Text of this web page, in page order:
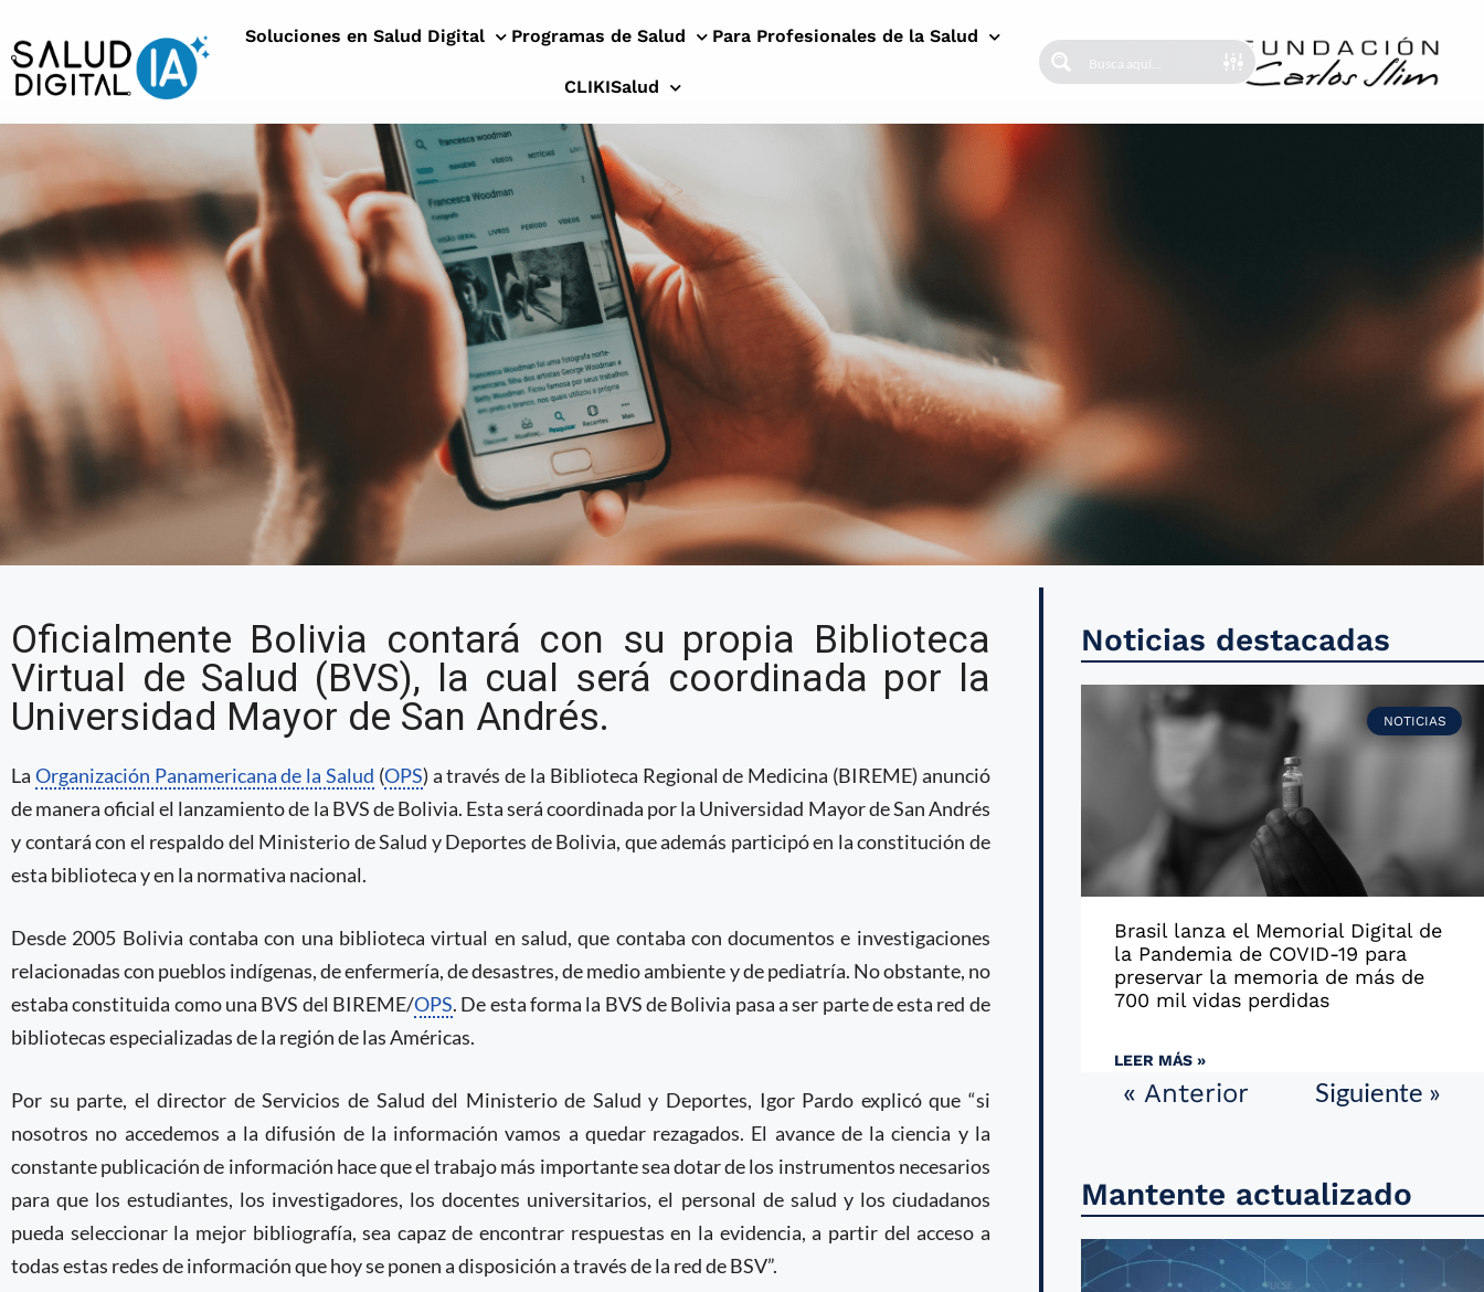
Soluciones en Salud Digital Programas de Salud Para Profesionales de la Salud
CLIKISalud
Bolivia se une a la red de bibliotecas
virtuales de la OPS
Oficialmente Bolivia contará con su propia Biblioteca
Virtual de Salud (BVS), la cual será coordinada por la
Universidad Mayor de San Andrés.
La Organización Panamericana de la Salud (OPS) a través de la Biblioteca Regional de Medicina (BIREME) anunció
de manera oficial el lanzamiento de la BVS de Bolivia. Esta será coordinada por la Universidad Mayor de San Andrés
y contará con el respaldo del Ministerio de Salud y Deportes de Bolivia, que además participó en la constitución de
esta biblioteca y en la normativa nacional.
Desde 2005 Bolivia contaba con una biblioteca virtual en salud, que contaba con documentos e investigaciones
relacionadas con pueblos indígenas, de enfermería, de desastres, de medio ambiente y de pediatría. No obstante, no
estaba constituida como una BVS del BIREME/OPS. De esta forma la BVS de Bolivia pasa a ser parte de esta red de
bibliotecas especializadas de la región de las Américas.
Por su parte, el director de Servicios de Salud del Ministerio de Salud y Deportes, Igor Pardo explicó que “si
nosotros no accedemos a la difusión de la información vamos a quedar rezagados. El avance de la ciencia y la
constante publicación de información hace que el trabajo más importante sea dotar de los instrumentos necesarios
para que los estudiantes, los investigadores, los docentes universitarios, el personal de salud y los ciudadanos
pueda seleccionar la mejor bibliografía, sea capaz de encontrar respuestas en la evidencia, a partir del acceso a
todas estas redes de información que hoy se ponen a disposición a través de la red de BSV”.
Noticias destacadas
NOTICIAS
Brasil lanza el Memorial Digital de
la Pandemia de COVID-19 para
preservar la memoria de más de
700 mil vidas perdidas
LEER MÁS »
« Anterior Siguiente »
Mantente actualizado